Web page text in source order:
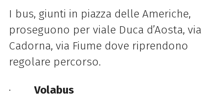
I bus, giunti in piazza delle Americhe,
proseguono per viale Duca d’Aosta, via
Cadorna, via Fiume dove riprendono
regolare percorso.
·Volabus